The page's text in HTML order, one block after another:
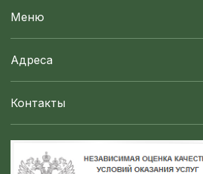
Меню
Адреса
Контакты